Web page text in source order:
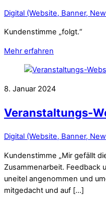
Digital (Website, Banner,
Kundenstimme „folgt.“
Mehr erfahren
8. Januar 2024
Veranstaltungs-
Digital (Website, Banner,
Kundenstimme „Mir gefällt
Zusammenarbeit. Feedback
uneitel angenommen und
mitgedacht und auf […]